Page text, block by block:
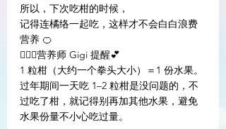
所以，下次吃柑的时候，
记得连橘络一起吃，这样才不会白白浪费
营养 🍊
👩🏻‍⚕️营养师 Gigi 提醒💕
1 粒柑（大约一个拳头大小）＝1 份水果。
过年期间一天吃 1–2 粒柑是没问题的，不
过吃了柑，就记得别再加其他水果，避免
水果份量不小心吃过量。